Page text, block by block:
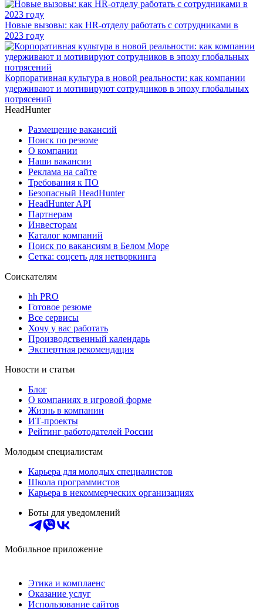
Новые вызовы: как HR-отделу работать с сотрудниками в
2023 году
Корпоративная культура в новой реальности: как компании
удерживают и мотивируют сотрудников в эпоху глобальных
потрясений
HeadHunter
Размещение вакансий
Поиск по резюме
О компании
Наши вакансии
Реклама на сайте
Требования к ПО
Безопасный HeadHunter
HeadHunter API
Партнерам
Инвесторам
Каталог компаний
Поиск по вакансиям в Белом Море
Сетка: соцсеть для нетворкинга
Соискателям
hh PRO
Готовое резюме
Все сервисы
Хочу у вас работать
Производственный календарь
Экспертная рекомендация
Новости и статьи
Блог
О компаниях в игровой форме
Жизнь в компании
ИТ-проекты
Рейтинг работодателей России
Молодым специалистам
Карьера для молодых специалистов
Школа программистов
Карьера в некоммерческих организациях
Боты для уведомлений
Мобильное приложение
Этика и комплаенс
Оказание услуг
Использование сайтов